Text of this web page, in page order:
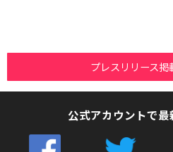
プレスリリース掲
公式アカウントで最